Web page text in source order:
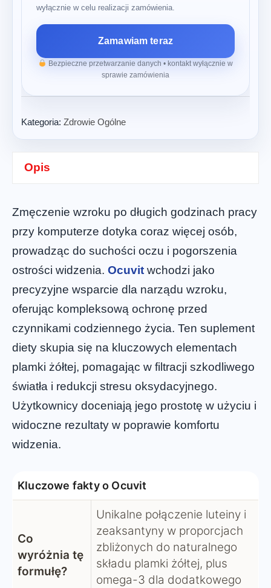
wyłącznie w celu realizacji zamówienia.
Zamawiam teraz
Bezpieczne przetwarzanie danych • kontakt wyłącznie w
sprawie zamówienia
Kategoria: Zdrowie Ogólne
Opis
Zmęczenie wzroku po długich godzinach pracy
przy komputerze dotyka coraz więcej osób,
prowadząc do suchości oczu i pogorszenia
ostrości widzenia. Ocuvit wchodzi jako
precyzyjne wsparcie dla narządu wzroku,
oferując kompleksową ochronę przed
czynnikami codziennego życia. Ten suplement
diety skupia się na kluczowych elementach
plamki żółtej, pomagając w filtracji szkodliwego
światła i redukcji stresu oksydacyjnego.
Użytkownicy doceniają jego prostotę w użyciu i
widoczne rezultaty w poprawie komfortu
widzenia.
Kluczowe fakty o Ocuvit
Co
wyróżnia tę
formułę?
Unikalne połączenie luteiny i
zeaksantyny w proporcjach
zbliżonych do naturalnego
składu plamki żółtej, plus
omega-3 dla dodatkowego